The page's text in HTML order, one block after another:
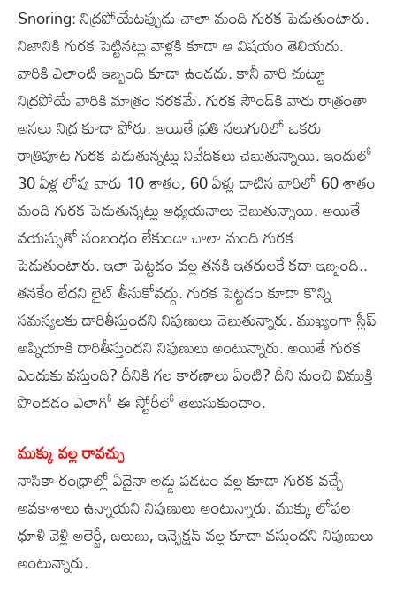
Snoring: నిద్రపోయేటప్పుడు చాలా మంది గురక పెడుతుంటారు.
నిజానికి గురక పెట్టినట్లు వాళ్లకి కూడా ఆ విషయం తెలియదు.
వారికి ఎలాంటి ఇబ్బంది కూడా ఉండదు. కానీ వారి చుట్టూ
నిద్రపోయే వారికి మాత్రం నరకమే. గురక సౌండ్‌కి వారు రాత్రంతా
అసలు నిద్ర కూడా పోరు. అయితే ప్రతి నలుగురిలో ఒకరు
రాత్రిపూట గురక పెడుతున్నట్లు నివేదికలు చెబుతున్నాయి. ఇందులో
30 ఏళ్ల లోపు వారు 10 శాతం, 60 ఏళ్లు దాటిన వారిలో 60 శాతం
మంది గురక పెడుతున్నట్లు అధ్యయనాలు చెబుతున్నాయి. అయితే
వయస్సుతో సంబంధం లేకుండా చాలా మంది గురక
పెడుతుంటారు. ఇలా పెట్టడం వల్ల తనకి ఇతరులకే కదా ఇబ్బంది..
తనకేం లేదని లైట్‌ తీసుకోవద్దు. గురక పెట్టడం కూడా కొన్ని
సమస్యలకు దారితీస్తుందని నిపుణులు చెబుతున్నారు. ముఖ్యంగా స్లీప్
అప్నియాకి దారితీస్తుందని నిపుణులు అంటున్నారు. అయితే గురక
ఎందుకు వస్తుంది? దీనికి గల కారణాలు ఏంటి? దీని నుంచి విముక్తి
పొందడం ఎలాగో ఈ స్టోరీలో తెలుసుకుందాం.
ముక్కు వల్ల రావచ్చు
నాసికా రంధ్రాల్లో ఏదైనా అడ్డు పడటం వల్ల కూడా గురక వచ్చే
అవకాశాలు ఉన్నాయని నిపుణులు అంటున్నారు. ముక్కు లోపల
ధూళి వెళ్లి అలెర్జీ, జలుబు, ఇన్ఫెక్షన్ వల్ల కూడా వస్తుందని నిపుణులు
అంటున్నారు.